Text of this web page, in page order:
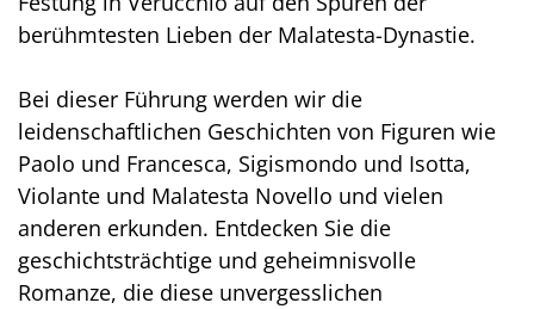
berühmtesten Lieben der Malatesta-Dynastie.
Bei dieser Führung werden wir die
leidenschaftlichen Geschichten von Figuren wie
Paolo und Francesca, Sigismondo und Isotta,
Violante und Malatesta Novello und vielen
anderen erkunden. Entdecken Sie die
geschichtsträchtige und geheimnisvolle
Romanze, die diese unvergesslichen